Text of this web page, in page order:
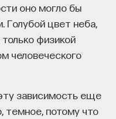
оно могло бы
Голубой цвет неба,
физикой
человеческого
зависимость еще
темное, потому что